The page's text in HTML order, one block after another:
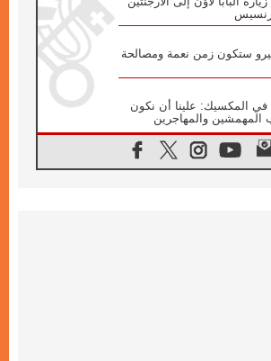
ستكون زمن نعمة ومصالحة
في المكسيك: علينا أن نكون
المهمشين والمهاجرين
عشر للشباب في أسيزي: